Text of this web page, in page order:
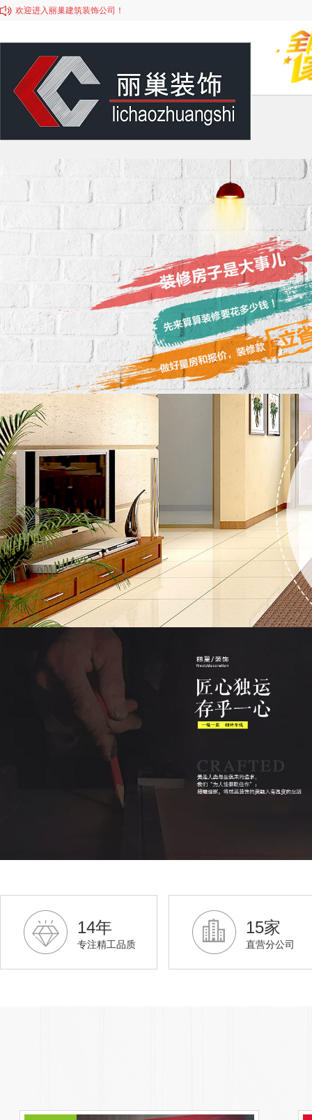
欢迎进入丽巢建筑装饰公司！
14年
专注精工品质
15家
直营分公司